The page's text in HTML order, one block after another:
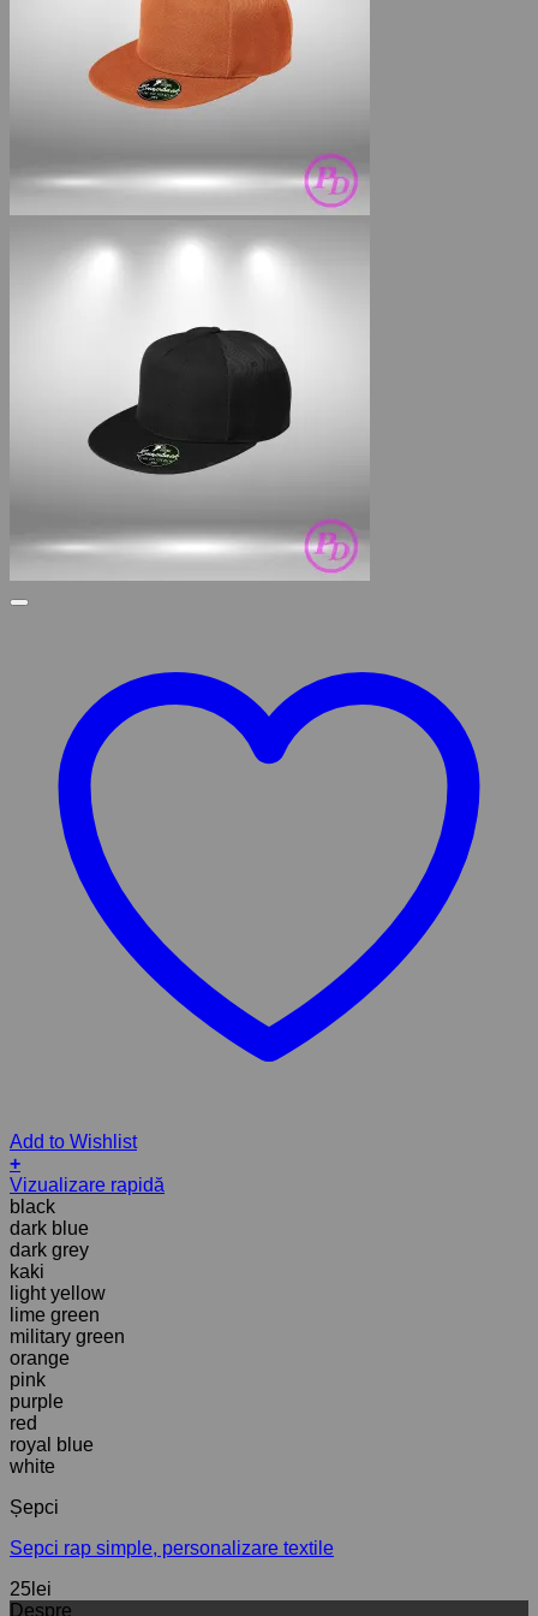
Add to Wishlist
+
Acest
produs
are
mai
multe
variații.
Opțiunile
pot
fi
alese
în
pagina
produsului.
Vizualizare rapidă
black
dark blue
dark grey
kaki
light yellow
lime green
military green
orange
pink
purple
red
royal blue
white
Șepci
Sepci rap simple, personalizare textile
25 lei
Despre